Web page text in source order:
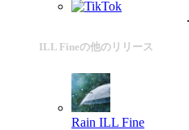
ILL Fineの他のリリース
Rain ILL Fine